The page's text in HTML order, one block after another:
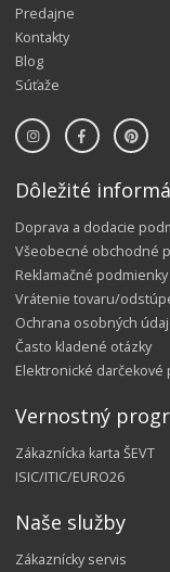
Predajne
Kontakty
Blog
Súťaže
Dôležité
Doprava a dodacie
Všeobecné obchodné
Reklamačné podmienky
Vrátenie tovaru/
Ochrana osobných
Často kladené otázky
Elektronické darčekové
Vernostný
Zákaznícka karta ŠEVT
ISIC/ITIC/EURO26
Naše služby
Zákaznícky servis